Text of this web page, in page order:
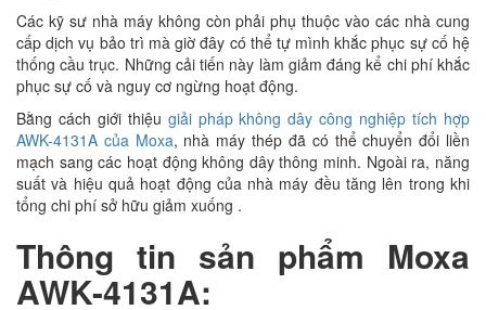
Các kỹ sư nhà máy không còn phải phụ thuộc vào các nhà cung
cấp dịch vụ bảo trì mà giờ đây có thể tự mình khắc phục sự cố hệ
thống cầu trục. Những cải tiến này làm giảm đáng kể chi phí khắc
phục sự cố và nguy cơ ngừng hoạt động.
Bằng cách giới thiệu giải pháp không dây công nghiệp tích hợp
AWK-4131A của Moxa, nhà máy thép đã có thể chuyển đổi liền
mạch sang các hoạt động không dây thông minh. Ngoài ra, năng
suất và hiệu quả hoạt động của nhà máy đều tăng lên trong khi
tổng chi phí sở hữu giảm xuống .
Thông tin sản phẩm Moxa
AWK-4131A: